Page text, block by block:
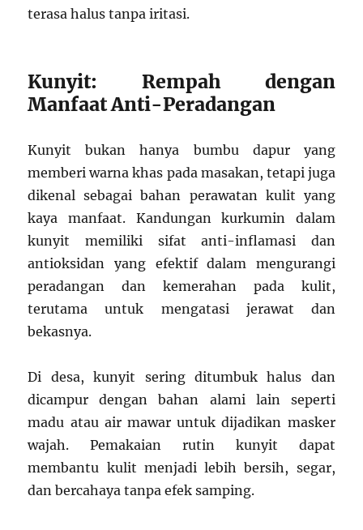
terasa halus tanpa iritasi.
Kunyit: Rempah dengan
Manfaat Anti-Peradangan
Kunyit bukan hanya bumbu dapur yang
memberi warna khas pada masakan, tetapi juga
dikenal sebagai bahan perawatan kulit yang
kaya manfaat. Kandungan kurkumin dalam
kunyit memiliki sifat anti-inflamasi dan
antioksidan yang efektif dalam mengurangi
peradangan dan kemerahan pada kulit,
terutama untuk mengatasi jerawat dan
bekasnya.
Di desa, kunyit sering ditumbuk halus dan
dicampur dengan bahan alami lain seperti
madu atau air mawar untuk dijadikan masker
wajah. Pemakaian rutin kunyit dapat
membantu kulit menjadi lebih bersih, segar,
dan bercahaya tanpa efek samping.